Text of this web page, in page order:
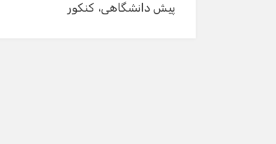
پیش دانشگاهی کنکور